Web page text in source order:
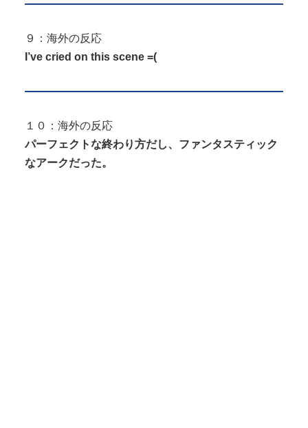
９：海外の反応
I’ve cried on this scene =(
１０：海外の反応
パーフェクトな終わり方だし、ファンタスティック
なアークだった。